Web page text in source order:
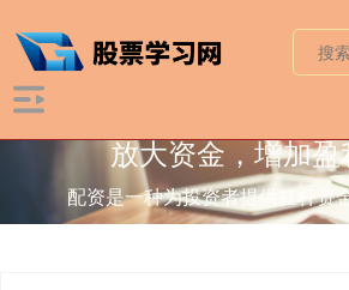
放大资金，增加
配资是一种为投资者提供杠杆资